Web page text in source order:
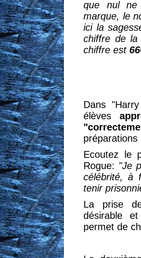
que nul ne
marque, le
ici la
chiffre de
chiffre est
Dans
élèves
Ecoutez le
Rogue: "Je
célébrité, à
tenir
La prise
désirable
permet de